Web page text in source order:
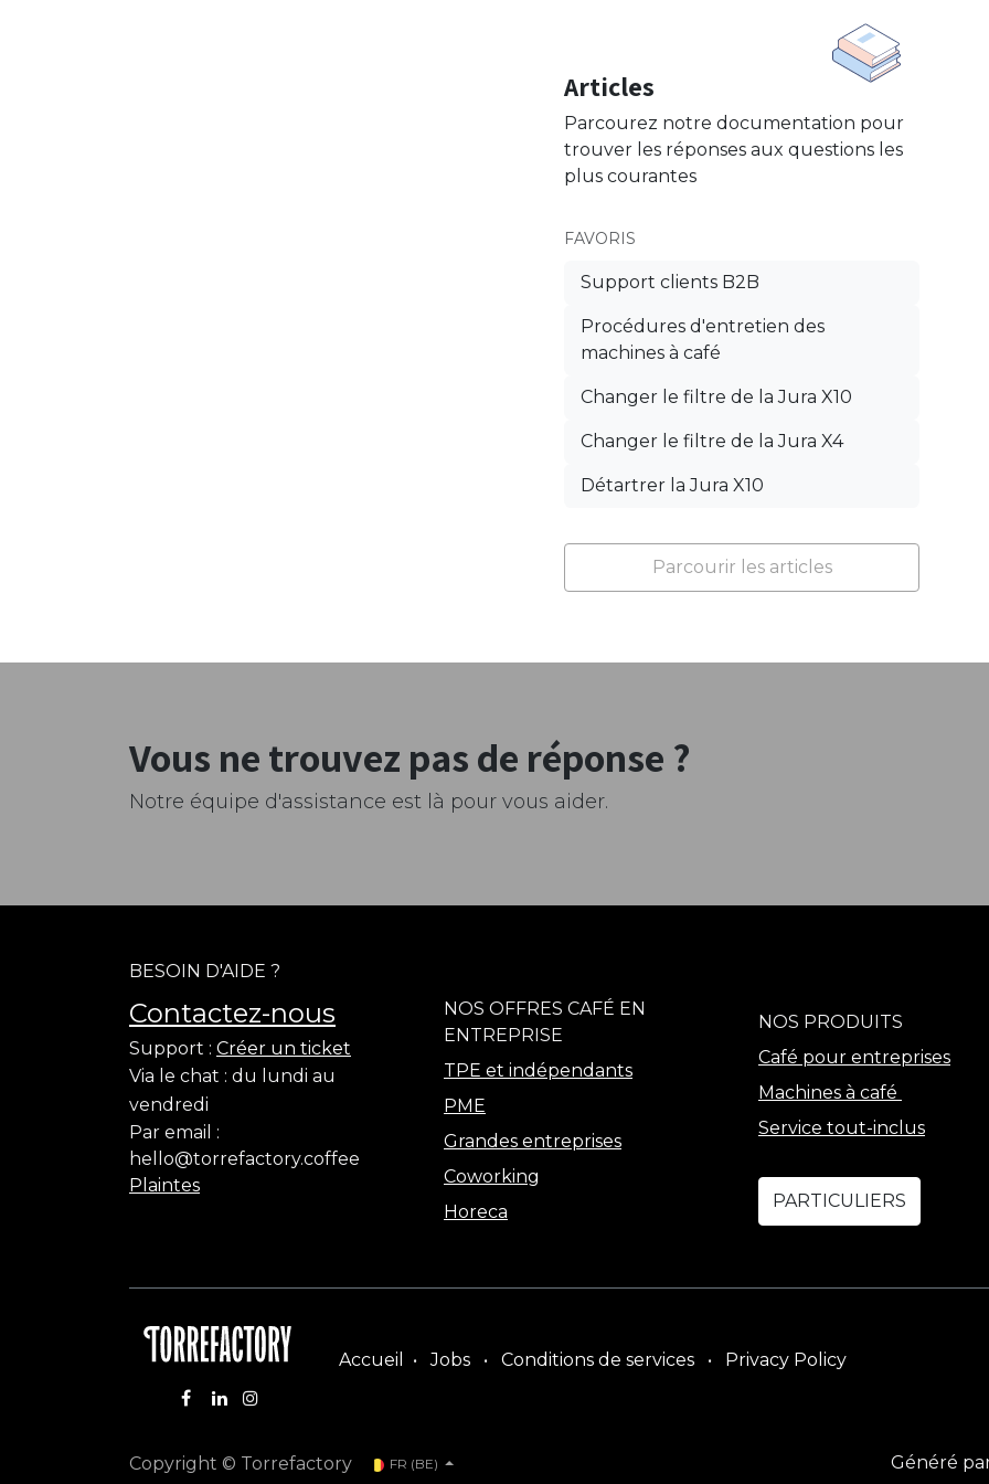
Articles
Parcourez notre documentation pour
trouver les réponses aux questions les
plus courantes
FAVORIS
Support clients B2B
Procédures d'entretien des
machines à café
Changer le filtre de la Jura X10
Changer le filtre de la Jura X4
Détartrer la Jura X10
Parcourir les articles
Vous ne trouvez pas de réponse ?
Notre équipe d'assistance est là pour vous aider.
BESOIN D'AIDE ?
Contactez-nous
Support : Créer un ticket
Via le chat : du lundi au
vendredi
Par email :
hello@torrefactory.coffee
Plaintes
NOS OFFRES CAFÉ EN
ENTREPRISE
TPE et indépendants
PME
Grandes entreprises
Coworking
Horeca
NOS PRODUITS
Café pour entreprises
Machines à café
Service tout-inclus
PARTICULIERS
Accueil • Jobs • Conditions de services • Privacy Policy
Copyright © Torrefactory FR (BE) Généré